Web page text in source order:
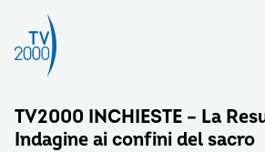
TV2000 INCHIESTE – La
Indagine ai confini del sacro